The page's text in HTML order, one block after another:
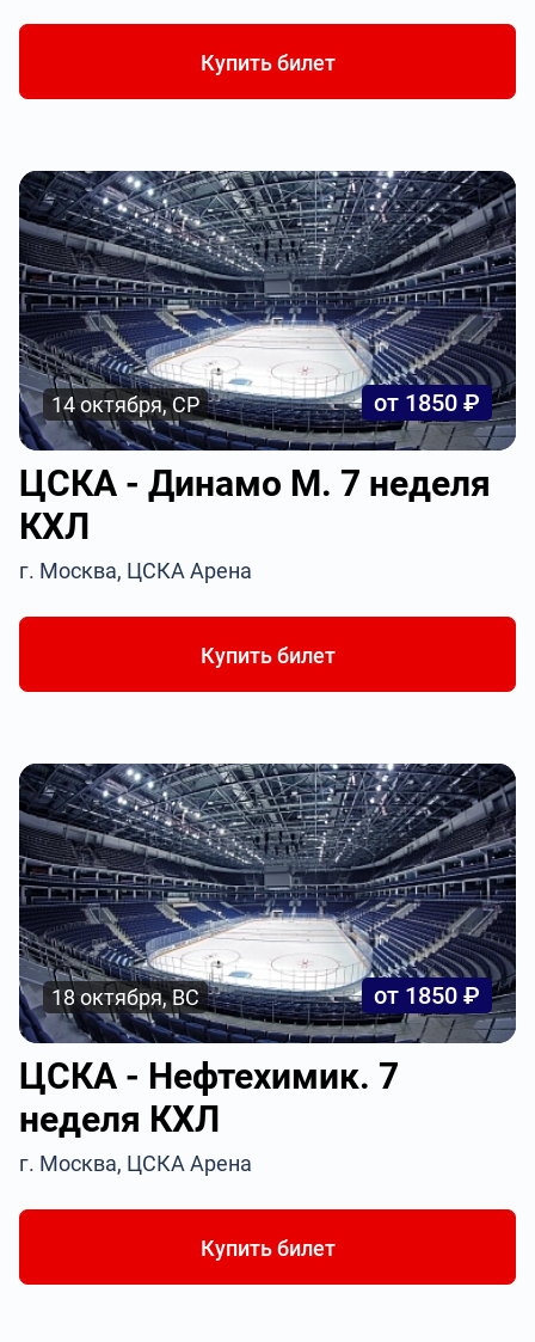
Купить билет
14 октября, СР от 1850 ₽
ЦСКА - Динамо М. 7 неделя
КХЛ
г. Москва, ЦСКА Арена
Купить билет
18 октября, ВС от 1850 ₽
ЦСКА - Нефтехимик. 7
неделя КХЛ
г. Москва, ЦСКА Арена
Купить билет